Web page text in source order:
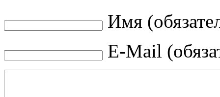
Имя
E-Mail